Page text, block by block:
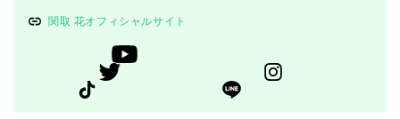
関取 花オフィシャルサイト